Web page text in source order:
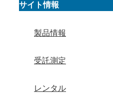
サイト情報
製品情報
受託測定
レンタル